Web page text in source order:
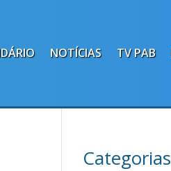
NOTÍCIAS TV PAB
Categorias